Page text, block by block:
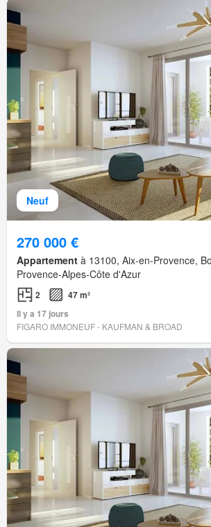
Neuf
270 000 €
Appartement à 13100, Aix-en-Provence,
Provence-Alpes-Côte d'Azur
2
47 m²
Il y a 17 jours
FIGARO IMMONEUF - KAUFMAN & BROAD